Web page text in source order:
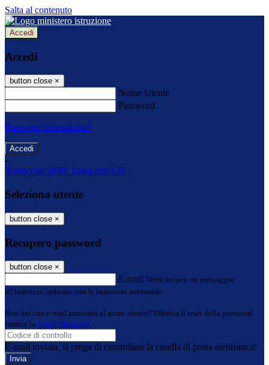
Salta al contenuto
Accedi
Accedi
button close ×
Nome Utente
Password
Password dimenticata?
-
Entra con SPID Entra con CIE
Seleziona utente
button close ×
Recupero password
button close ×
E-mail Verrà inviato un messaggio
all'indirizzo indicato con le istruzioni necessarie.
Non hai una e-mail associata al nome utente? Effettua il reset della password
tramite la Login Spaggiari
E-mail inviata, si prega di controllare la casella di posta elettronica!